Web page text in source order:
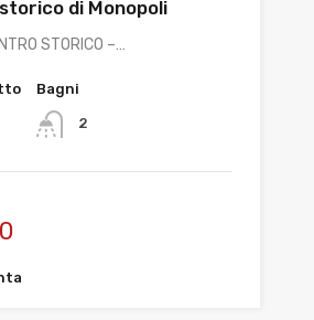
di Monopoli
STORICO –…
Bagni
2